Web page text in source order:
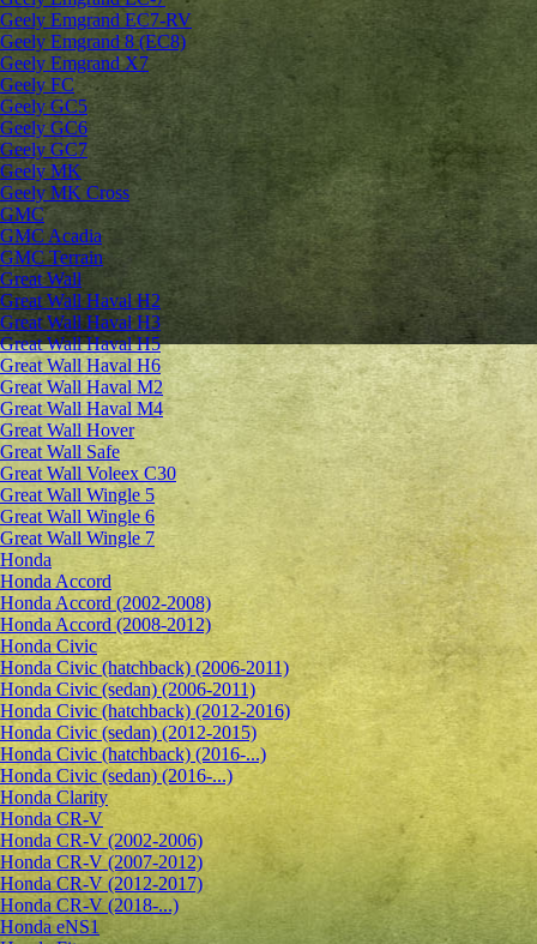
Geely Emgrand EC7-RV
Geely Emgrand 8 (EC8)
Geely Emgrand X7
Geely FC
Geely GC5
Geely GC6
Geely GC7
Geely MK
Geely MK Cross
GMC
GMC Acadia
GMC Terrain
Great Wall
Great Wall Haval H2
Great Wall Haval H3
Great Wall Haval H5
Great Wall Haval H6
Great Wall Haval M2
Great Wall Haval M4
Great Wall Hover
Great Wall Safe
Great Wall Voleex C30
Great Wall Wingle 5
Great Wall Wingle 6
Great Wall Wingle 7
Honda
Honda Accord
Honda Accord (2002-2008)
Honda Accord (2008-2012)
Honda Civic
Honda Civic (hatchback) (2006-2011)
Honda Civic (sedan) (2006-2011)
Honda Civic (hatchback) (2012-2016)
Honda Civic (sedan) (2012-2015)
Honda Civic (hatchback) (2016-...)
Honda Civic (sedan) (2016-...)
Honda Clarity
Honda CR-V
Honda CR-V (2002-2006)
Honda CR-V (2007-2012)
Honda CR-V (2012-2017)
Honda CR-V (2018-...)
Honda eNS1